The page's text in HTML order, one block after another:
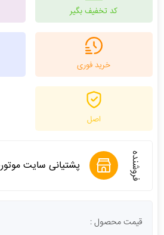
کد تخفیف بگیر
خرید فوری
اصل
فروشنده پشتیانی سایت موتور360
قیمت محصول :